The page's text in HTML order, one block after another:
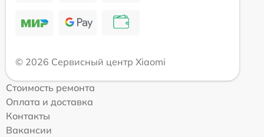
© 2026 Сервисный центр Xiaomi
Стоимость ремонта
Оплата и доставка
Контакты
Вакансии